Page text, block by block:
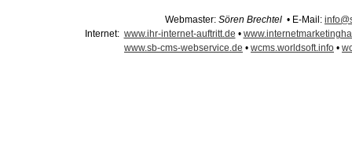
Webmaster: Sören Brechtel • E-Mail:
Internet: www.ihr-internet-auftritt.de •
www.sb-cms-webservice.de • wcms.worldsoft.info •